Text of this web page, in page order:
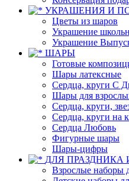
УКРАШЕНИЯ И
Цветы из шаров
Украшение
Украшение
ШАРЫ
Готовые
Шары латексные
Сердца, круги С
Шары для
Сердца, круги,
Сердца, круги на
Сердца Любовь
Фигурные шары
Шары-цифры
ДЛЯ ПРАЗДНИКА
Взрослые наборы